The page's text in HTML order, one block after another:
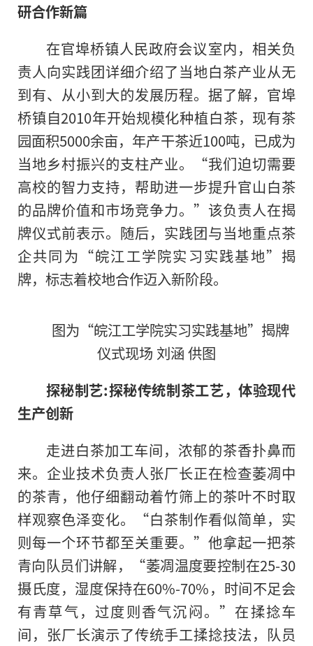
研合作新篇
在官埠桥镇人民政府会议室内，相关负
责人向实践团详细介绍了当地白茶产业从无
到有、从小到大的发展历程。据了解，官埠
桥镇自2010年开始规模化种植白茶，现有茶
园面积5000余亩，年产干茶近100吨，已成为
当地乡村振兴的支柱产业。“我们迫切需要
高校的智力支持，帮助进一步提升官山白茶
的品牌价值和市场竞争力。”该负责人在揭
牌仪式前表示。随后，实践团与当地重点茶
企共同为“皖江工学院实习实践基地”揭
牌，标志着校地合作迈入新阶段。
图为“皖江工学院实习实践基地”揭牌
仪式现场 刘涵 供图
探秘制艺:探秘传统制茶工艺，体验现代
生产创新
走进白茶加工车间，浓郁的茶香扑鼻而
来。企业技术负责人张厂长正在检查萎凋中
的茶青，他仔细翻动着竹筛上的茶叶不时取
样观察色泽变化。“白茶制作看似简单，实
则每一个环节都至关重要。”他拿起一把茶
青向队员们讲解，“萎凋温度要控制在25-30
摄氏度，湿度保持在60%-70%，时间不足会
有青草气，过度则香气沉闷。”在揉捻车
间，张厂长演示了传统手工揉捻技法，队员